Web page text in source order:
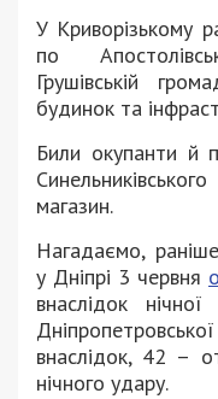
У Криворізькому
по
Грушівській
будинок та
Били окупанти й
магазин.
Нагадаємо,
у Дніпрі 3 червня
внаслідок
внаслідок, 42 –
нічного удару.